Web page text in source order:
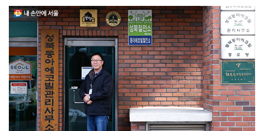
털 R
L
복
사
유
하
기
크
게
변
경
하
기
작
게
변
경
하
기